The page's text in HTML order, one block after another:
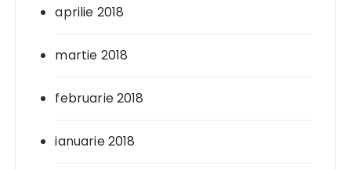
aprilie 2018
martie 2018
februarie 2018
ianuarie 2018